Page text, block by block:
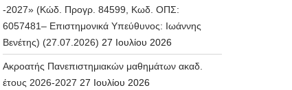
-2027» (Κώδ. Προγρ. 84599, Κωδ. ΟΠΣ:
6057481– Επιστημονικά Υπεύθυνος: Ιωάννης
Βενέτης) (27.07.2026) 27 Ιουλίου 2026
Ακροατής Πανεπιστημιακών μαθημάτων ακαδ.
έτους 2026-2027 27 Ιουλίου 2026